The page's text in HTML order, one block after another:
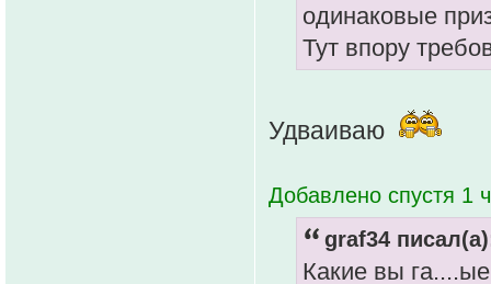
одинаковые
Тут впору
Удваиваю
Добавлено спустя 1
graf34
Какие вы